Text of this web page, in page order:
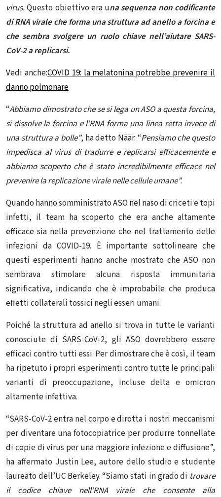
virus.Questo obiettivo era una sequenza non codificante
di RNA virale che forma una struttura ad anello a forcina e
che sembra svolgere un ruolo chiave nell’aiutare SARS-
CoV-2 a replicarsi.
Vedi anche:COVID 19: la melatonina potrebbe prevenire il
danno polmonare
“Abbiamo dimostrato che se si lega un ASO a questa forcina,
si dissolve la forcina e l’RNA forma una linea retta invece di
una struttura a bolle”, ha detto Näär. “Pensiamo che questo
impedisca al virus di tradurre e replicarsi efficacemente e
abbiamo scoperto che è stato incredibilmente efficace nel
prevenire la replicazione virale nellecellule umane”.
Quando hanno somministrato ASO nel naso di criceti e topi
infetti, il team ha scoperto che era anche altamente
efficace sia nella prevenzione che nel trattamento delle
infezioni da COVID-19. È importante sottolineare che
questi esperimenti hanno anche mostrato che ASO non
sembrava stimolare alcuna risposta immunitaria
significativa, indicando che è improbabile che produca
effetti collaterali tossici negli esseri umani.
Poiché la struttura ad anello si trova in tutte le varianti
conosciute di SARS-CoV-2, gli ASO dovrebbero essere
efficaci contro tutti essi. Per dimostrare che è così, il team
ha ripetuto i propri esperimenti contro tutte le principali
varianti di preoccupazione, incluse delta e omicron
altamente infettiva.
“SARS-CoV-2 entra nel corpo e dirotta i nostri meccanismi
per diventare una fotocopiatrice per produrre tonnellate
di copie di virus per una maggiore infezione e diffusione”,
ha affermato Justin Lee, autore dello studio e studente
laureato dell’UC Berkeley. “Siamo stati in grado di trovare
il codice chiave nell’RNA virale che consente alla